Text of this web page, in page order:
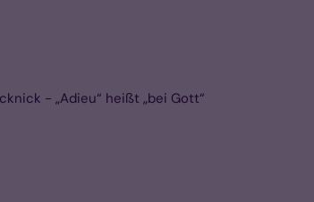
- „Adieu“ heißt „bei Gott“